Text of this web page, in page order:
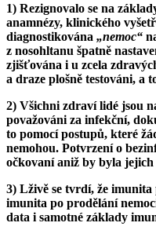
1) Rezignovalo se na
anamnézy, klinického
diagnostikována „nemoc“
z nosohltanu špatně
zjišťována i u zcela
a draze plošně testováni, a
2) Všichni zdraví lidé jsou
považováni za infekční,
to pomocí postupů, které
nemohou. Potvrzení o
očkovaní aniž by byla
3) Lživě se tvrdí, že imunita
imunita po prodělání
data i samotné základy